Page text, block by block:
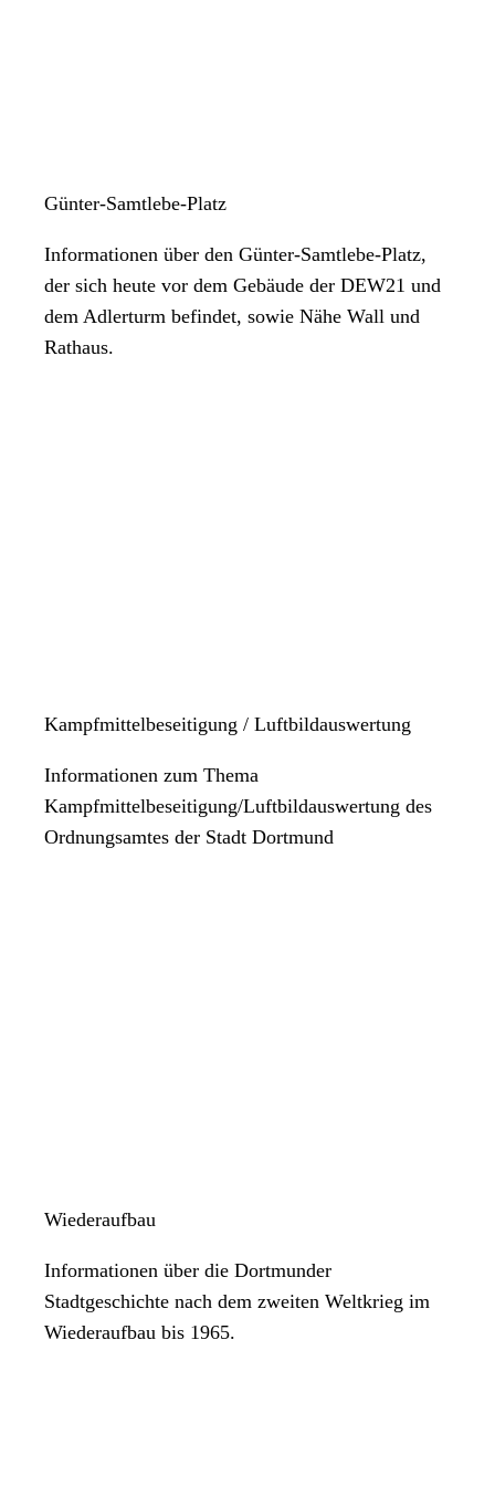
Günter-Samtlebe-Platz
Informationen über den Günter-Samtlebe-Platz,
der sich heute vor dem Gebäude der DEW21 und
dem Adlerturm befindet, sowie Nähe Wall und
Rathaus.
Kampfmittelbeseitigung / Luftbildauswertung
Informationen zum Thema
Kampfmittelbeseitigung/Luftbildauswertung des
Ordnungsamtes der Stadt Dortmund
Wiederaufbau
Informationen über die Dortmunder
Stadtgeschichte nach dem zweiten Weltkrieg im
Wiederaufbau bis 1965.